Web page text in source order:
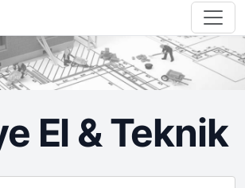
El & Teknik